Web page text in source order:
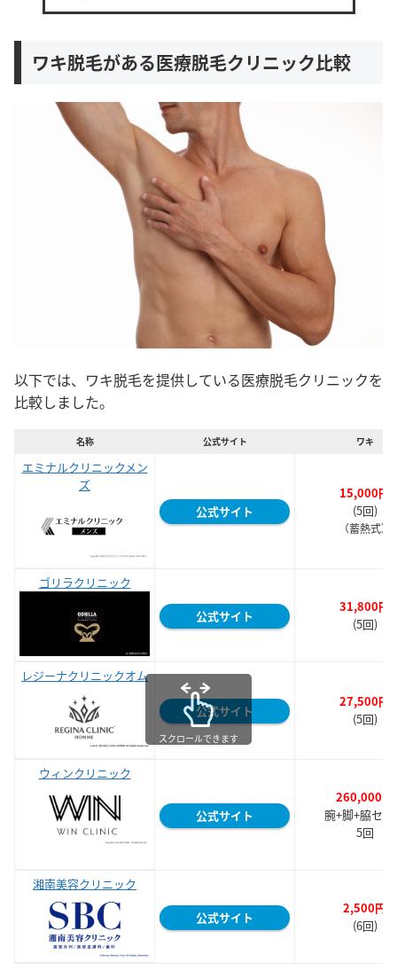
ワキ脱毛がある医療脱毛クリニック比較
以下では、ワキ脱毛を提供している医療脱毛クリニックを
比較しました。
名称 公式サイト ワキ
エミナルクリニックメン
ズ
公式サイト
15,000円
(5回)
（蓄熱式）
ゴリラクリニック
公式サイト
31,800円
(5回)
レジーナクリニックオム
公式サイト
27,500円
(5回)
ウィンクリニック
公式サイト
260,000円
腕+脚+脇セッ
5回
湘南美容クリニック
公式サイト
2,500円
(6回)
スクロールできます